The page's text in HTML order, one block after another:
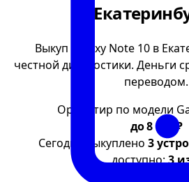
Выкуп Galaxy Note 10 в
честной диагностики. Деньги
переводом.
Ориентир по модели
до 8 000 ₽
Сегодня выкуплено 3
доступно:3